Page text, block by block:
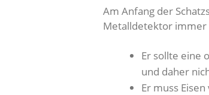
Am Anfang der
Metalldetektor
Er sollte eine
und daher
Er muss